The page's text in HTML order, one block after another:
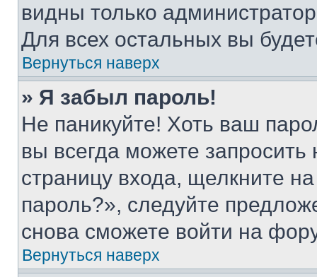
видны только
Для всех остальных вы
Вернуться наверх
» Я забыл пароль!
Не паникуйте! Хоть ваш
вы всегда можете
страницу входа, щелкните
пароль?», следуйте
снова сможете войти на
Вернуться наверх